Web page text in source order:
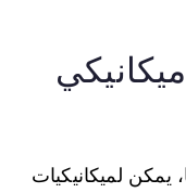
يمكن لميكانيكيات